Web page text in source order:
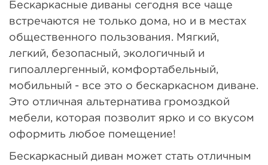
Бескаркасные диваны сегодня все чаще
встречаются не только дома, но и в местах
общественного пользования. Мягкий,
легкий, безопасный, экологичный и
гипоаллергенный, комфортабельный,
мобильный - все это о бескаркасном диване.
Это отличная альтернатива громоздкой
мебели, которая позволит ярко и со вкусом
оформить любое помещение!
Бескаркасный диван может стать отличным